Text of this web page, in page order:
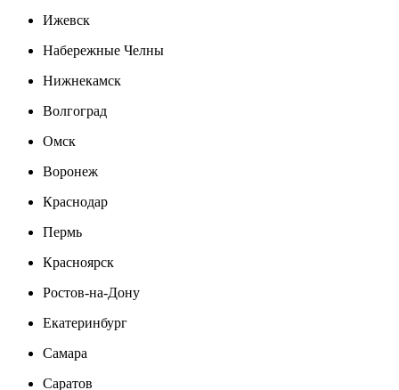
Ижевск
Набережные Челны
Нижнекамск
Волгоград
Омск
Воронеж
Краснодар
Пермь
Красноярск
Ростов-на-Дону
Екатеринбург
Самара
Саратов